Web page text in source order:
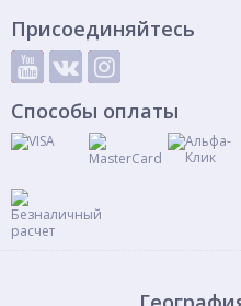
Присоединяйтесь
Способы оплаты